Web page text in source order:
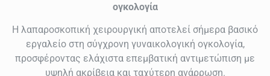
ογκολογία
Η λαπαροσκοπική χειρουργική αποτελεί σήμερα βασικό
εργαλείο στη σύγχρονη γυναικολογική ογκολογία,
προσφέροντας ελάχιστα επεμβατική αντιμετώπιση με
υψηλή ακρίβεια και ταχύτερη ανάρρωση.